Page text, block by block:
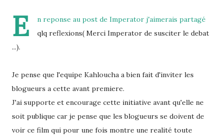
E n reponse au post de Imperator j'aimerais partagé
qlq reflexions( Merci Imperator de susciter le debat
...).
Je pense que l'equipe Kahloucha a bien fait d'inviter les
blogueurs a cette avant premiere.
J'ai supporte et encourage cette initiative avant qu'elle ne
soit publique car je pense que les blogueurs se doivent de
voir ce film qui pour une fois montre une realité toute